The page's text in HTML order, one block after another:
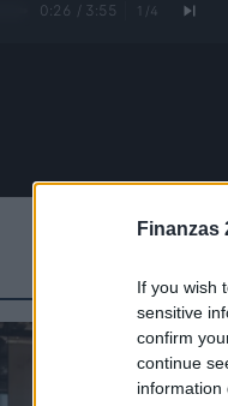
Finanzas
If you wish
sensitive
confirm
continue
information
0:27 / 3:55 1 /4